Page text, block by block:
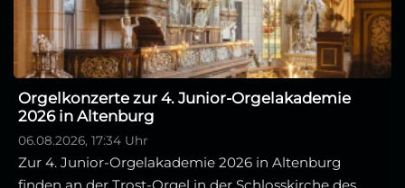
Orgelkonzerte zur 4. Junior-Orgelakademie
2026 in Altenburg
06.08.2026, 17:34 Uhr
Zur 4. Junior-Orgelakademie 2026 in Altenburg